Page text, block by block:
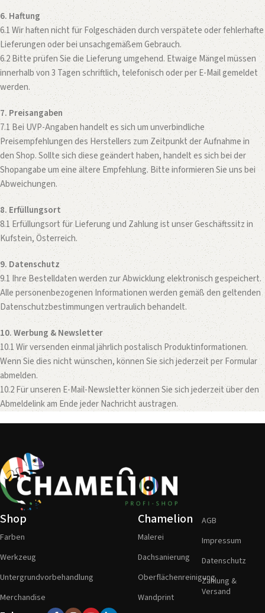
6. Haftung
6.1 Wir haften nicht für Folgeschäden durch verspätete oder fehlerhafte
Lieferungen oder bei unsachgemäßem Gebrauch.
6.2 Bitte prüfen Sie die Lieferung umgehend. Etwaige Mängel müssen
innerhalb von 3 Tagen schriftlich, telefonisch oder per E-Mail gemeldet
werden.
7. Preisangaben
7.1 Bei UVP-Angaben handelt es sich um unverbindliche
Preisempfehlungen des Herstellers zum Zeitpunkt der Aufnahme in
den Shop. Sollte sich diese geändert haben, handelt es sich bei der
Shopangabe um eine ältere Empfehlung. Bitte informieren Sie uns bei
Abweichungen.
8. Erfüllungsort
8.1 Erfüllungsort für Lieferung und Zahlung ist unser Geschäftssitz in
Kufstein, Österreich.
9. Datenschutz
9.1 Ihre Bestelldaten werden zur Abwicklung elektronisch gespeichert.
Alle personenbezogenen Informationen werden gemäß den geltenden
Datenschutzbestimmungen vertraulich behandelt.
10. Werbung & Newsletter
10.1 Wir versenden einmal jährlich postalisch Produktinformationen.
Wenn Sie dies nicht wünschen, können Sie sich jederzeit per Formular
abmelden.
10.2 Für unseren E-Mail-Newsletter können Sie sich jederzeit über den
Abmeldelink am Ende jeder Nachricht austragen.
Shop
Farben
Werkzeug
Untergrundvorbehandlung
Merchandise
Chamelion
Malerei
Dachsanierung
Oberflächenreinigung
Wandprint
AGB
Impressum
Datenschutz
Zahlung &
Versand